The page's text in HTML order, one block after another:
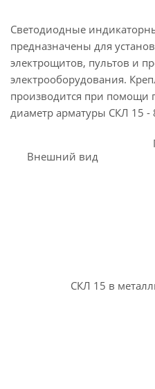
Светодиодные
предназначены для
электрощитов, пультов и
электрооборудования.
производится при помощи
диаметр арматуры СКЛ 15 -
Внешний вид
СКЛ 15 в